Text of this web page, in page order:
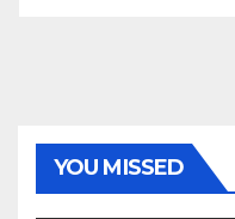
YOU MISSED